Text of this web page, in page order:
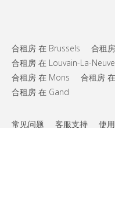
合租房 在 Brussels 合租
合租房 在 Louvain-La-Neuve
合租房 在 Mons
合租房
合租房 在 Gand
常见问题 客服支持 使